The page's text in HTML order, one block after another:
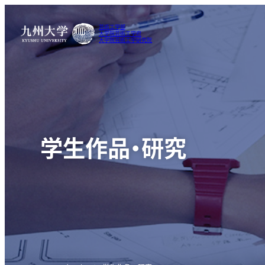
芸術工学部
大学院芸術工学府
大学院芸術工学研究院
学生作品・研究